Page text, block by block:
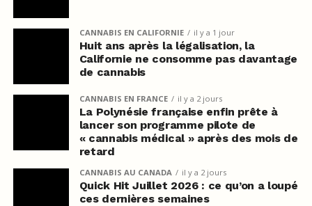
CANNABIS EN CALIFORNIE il y a 1 jour
Huit ans après la légalisation, la
Californie ne consomme pas davantage
de cannabis
CANNABIS EN FRANCE il y a 2 jours
La Polynésie française enfin prête à
lancer son programme pilote de
« cannabis médical » après des mois de
retard
CANNABIS AU CANADA il y a 2 jours
Quick Hit Juillet 2026 : ce qu’on a loupé
ces dernières semaines